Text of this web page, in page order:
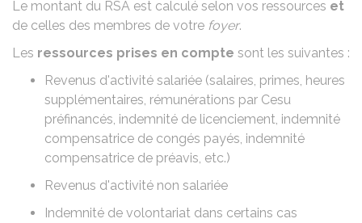
Le montant du RSA est calculé selon vos ressources et
de celles des membres de votre foyer.
Les ressources prises en compte sont les suivantes :
Revenus d'activité salariée (salaires, primes, heures
supplémentaires, rémunérations par Cesu
préfinancés, indemnité de licenciement, indemnité
compensatrice de congés payés, indemnité
compensatrice de préavis, etc.)
Revenus d'activité non salariée
Indemnité de volontariat dans certains cas